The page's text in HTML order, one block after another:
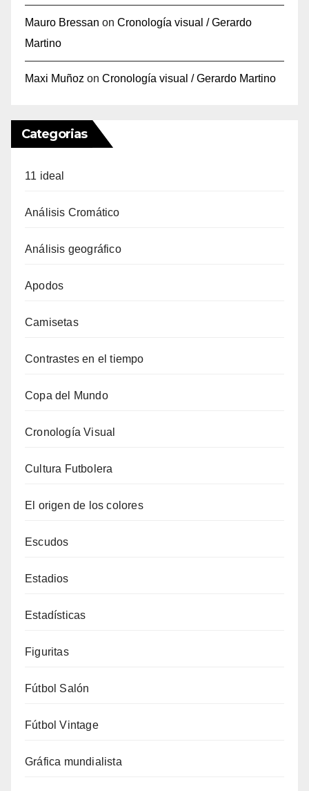
Mauro Bressan on Cronología visual / Gerardo
Martino
Maxi Muñoz on Cronología visual / Gerardo Martino
Categorias
11 ideal
Análisis Cromático
Análisis geográfico
Apodos
Camisetas
Contrastes en el tiempo
Copa del Mundo
Cronología Visual
Cultura Futbolera
El origen de los colores
Escudos
Estadios
Estadísticas
Figuritas
Fútbol Salón
Fútbol Vintage
Gráfica mundialista